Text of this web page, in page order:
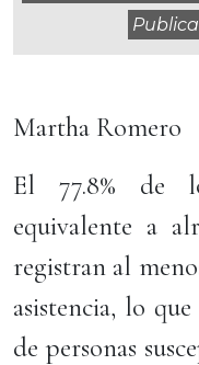
Martha Romero
El 77.8% de
equivalente a
registran al
asistencia, lo
de personas